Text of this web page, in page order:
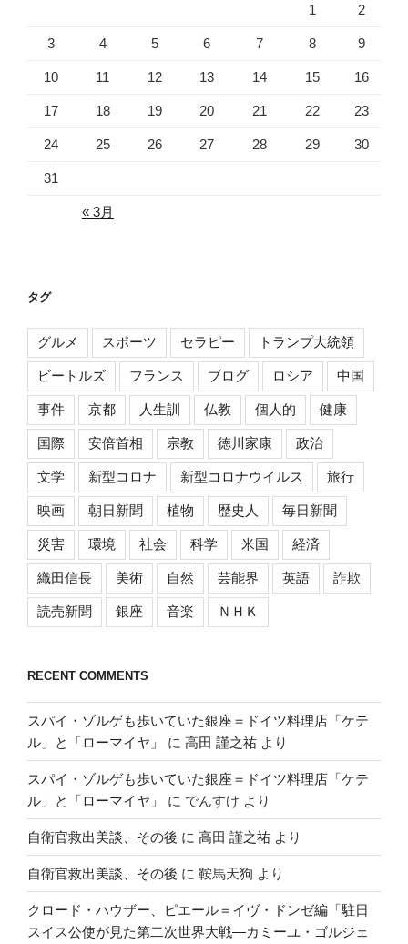
1 2
3 4 5 6 7 8 9
10 11 12 13 14 15 16
17 18 19 20 21 22 23
24 25 26 27 28 29 30
31
« 3月
タグ
グルメ スポーツ セラピー トランプ大統領
ビートルズ フランス ブログ ロシア 中国
事件 京都 人生訓 仏教 個人的 健康
国際 安倍首相 宗教 徳川家康 政治
文学 新型コロナ 新型コロナウイルス 旅行
映画 朝日新聞 植物 歴史人 毎日新聞
災害 環境 社会 科学 米国 経済
織田信長 美術 自然 芸能界 英語 詐欺
読売新聞 銀座 音楽 ＮＨＫ
RECENT COMMENTS
スパイ・ゾルゲも歩いていた銀座＝ドイツ料理店「ケテ
ル」と「ローマイヤ」
に 高田 謹之祐 より
スパイ・ゾルゲも歩いていた銀座＝ドイツ料理店「ケテ
ル」と「ローマイヤ」
に でんすけ より
自衛官救出美談、その後 に 高田 謹之祐 より
自衛官救出美談、その後 に 鞍馬天狗 より
クロード・ハウザー、ピエール＝イヴ・ドンゼ編「駐日
スイス公使が見た第二次世界大戦―カミーユ・ゴルジェ